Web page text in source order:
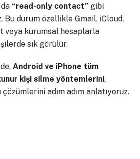
“read-only contact” gibi
Bu durum özellikle Gmail, iCloud,
veya kurumsal hesaplarla
sık görülür.
Android ve iPhone tüm
kişi silme yöntemlerini,
çözümlerini adım adım anlatıyoruz.